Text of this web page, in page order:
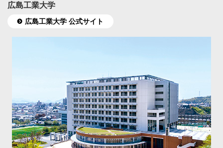
広島工業大学
広島工業大学 公式サイト